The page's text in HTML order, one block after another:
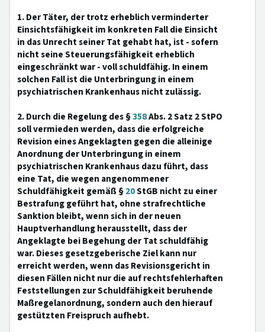
1. Der Täter, der trotz erheblich verminderter
Einsichtsfähigkeit im konkreten Fall die Einsicht
in das Unrecht seiner Tat gehabt hat, ist - sofern
nicht seine Steuerungsfähigkeit erheblich
eingeschränkt war - voll schuldfähig. In einem
solchen Fall ist die Unterbringung in einem
psychiatrischen Krankenhaus nicht zulässig.
2. Durch die Regelung des §358Abs. 2 Satz 2 StPO
soll vermieden werden, dass die erfolgreiche
Revision eines Angeklagten gegen die alleinige
Anordnung der Unterbringung in einem
psychiatrischen Krankenhaus dazu führt, dass
eine Tat, die wegen angenommener
Schuldfähigkeit gemäß §20StGB nicht zu einer
Bestrafung geführt hat, ohne strafrechtliche
Sanktion bleibt, wenn sich in der neuen
Hauptverhandlung herausstellt, dass der
Angeklagte bei Begehung der Tat schuldfähig
war. Dieses gesetzgeberische Ziel kann nur
erreicht werden, wenn das Revisionsgericht in
diesen Fällen nicht nur die auf rechtsfehlerhaften
Feststellungen zur Schuldfähigkeit beruhende
Maßregelanordnung, sondern auch den hierauf
gestützten Freispruch aufhebt.